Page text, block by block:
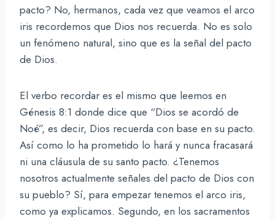
pacto? No, hermanos, cada vez que veamos el arco
iris recordemos que Dios nos recuerda. No es solo
un fenómeno natural, sino que es la señal del pacto
de Dios.
El verbo recordar es el mismo que leemos en
Génesis 8:1 donde dice que “Dios se acordó de
Noé”, es decir, Dios recuerda con base en su pacto.
Así como lo ha prometido lo hará y nunca fracasará
ni una cláusula de su santo pacto. ¿Tenemos
nosotros actualmente señales del pacto de Dios con
su pueblo? Sí, para empezar tenemos el arco iris,
como ya explicamos. Segundo, en los sacramentos